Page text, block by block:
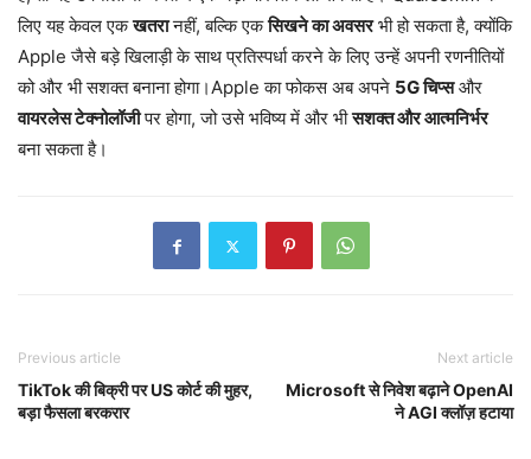
लिए यह केवल एकखतरानहीं, बल्कि एकसिखने का अवसरभी हो सकता है, क्योंकि
Apple जैसे बड़े खिलाड़ी के साथ प्रतिस्पर्धा करने के लिए उन्हें अपनी रणनीतियों
को और भी सशक्त बनाना होगा।Apple का फोकस अब अपने 5G चिप्सऔर
वायरलेस टेक्नोलॉजीपर होगा, जो उसे भविष्य में और भीसशक्त और आत्मनिर्भर
बना सकता है।
Previous article
TikTok की बिक्री पर US कोर्ट की मुहर,
बड़ा फैसला बरकरार
Next article
Microsoft से निवेश बढ़ाने OpenAI
ने AGI क्लॉज़ हटाया